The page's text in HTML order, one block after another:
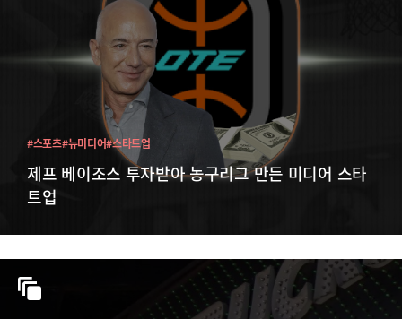
제프 베이조스 투자받아 농구리그 만든 미디어 스타
트업
#스포츠#뉴미디어#스타트업